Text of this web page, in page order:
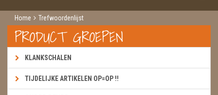
Home Trefwoordenlijst
PRODUCT GROEPEN
KLANKSCHALEN
TIJDELIJKE ARTIKELEN OP=OP !!